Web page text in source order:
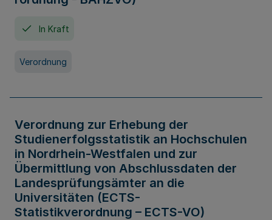
In Kraft
Verordnung
Verordnung zur Erhebung der
Studienerfolgsstatistik an Hochschulen
in Nordrhein-Westfalen und zur
Übermittlung von Abschlussdaten der
Landesprüfungsämter an die
Universitäten (ECTS-
Statistikverordnung – ECTS-VO)